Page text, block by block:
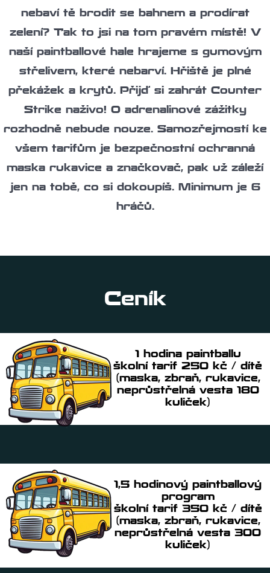
nebaví tě brodit se bahnem a prodírat
zelení? Tak to jsi na tom pravém místě! V
naší paintballové hale hrajeme s gumovým
střelivem, které nebarví. Hřiště je plné
překážek a krytů. Přijď si zahrát Counter
Strike naživo! O adrenalinové zážitky
rozhodně nebude nouze. Samozřejmostí ke
všem tarifům je bezpečnostní ochranná
maska rukavice a značkovač, pak už záleží
jen na tobě, co si dokoupíš. Minimum je 6
hráčů.
Ceník
1 hodina paintballu
školní tarif 250 kč / dítě
(maska, zbraň, rukavice,
neprůstřelná vesta 180
kuliček)
1,5 hodinový paintballový
program
školní tarif 350 kč / dítě
(maska, zbraň, rukavice,
neprůstřelná vesta 300
kuliček)